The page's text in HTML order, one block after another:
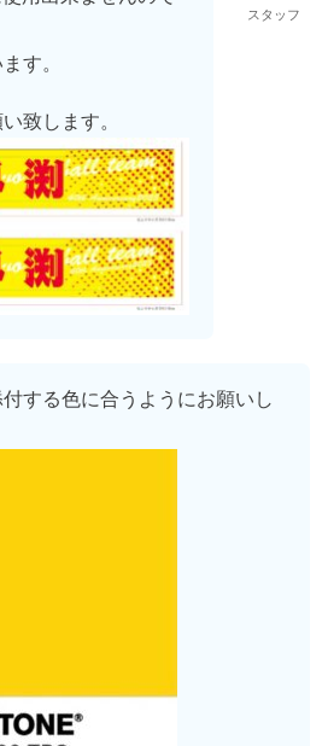
す。
致します。
スタッフ
する色に合うようにお願いし